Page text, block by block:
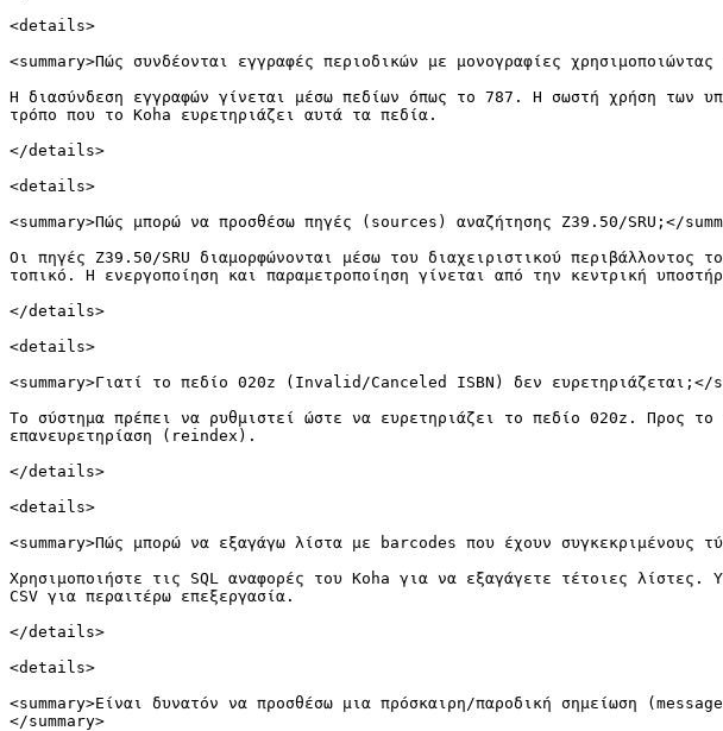
<details>
<summary>Πώς συνδέονται εγγραφές περιοδικών με μονογραφίες
Η διασύνδεση εγγραφών γίνεται μέσω πεδίων όπως το 787. Η σωστή χρήση των
τρόπο που το Koha ευρετηριάζει αυτά τα πεδία.
</details>
<details>
<summary>Πώς μπορώ να προσθέσω πηγές (sources) αναζήτησης Z39.50/SRU;</
Οι πηγές Z39.50/SRU διαμορφώνονται μέσω του διαχειριστικού
τοπικό. Η ενεργοποίηση και παραμετροποίηση γίνεται από την κεντρική
</details>
<details>
<summary>Γιατί το πεδίο 020z (Invalid/Canceled ISBN) δεν ευρετηριάζεται;</
Το σύστημα πρέπει να ρυθμιστεί ώστε να ευρετηριάζει το πεδίο 020z. Προς
επανευρετηρίαση (reindex).
</details>
<details>
<summary>Πώς μπορώ να εξαγάγω λίστα με barcodes που έχουν συγκεκριμένους
Χρησιμοποιήστε τις SQL αναφορές του Koha για να εξαγάγετε τέτοιες
CSV για περαιτέρω επεξεργασία.
</details>
<details>
<summary>Είναι δυνατόν να προσθέσω μια πρόσκαιρη/παροδική σημείωση
</summary>